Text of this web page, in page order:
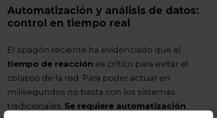
Automatización y análisis de datos:
control en tiempo real
El apagón reciente ha evidenciado que el
tiempo de reacción es crítico para evitar el
colapso de la red. Para poder actuar en
milisegundos no basta con los sistemas
tradicionales. Se requiere automatización